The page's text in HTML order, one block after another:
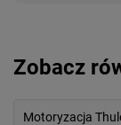
Zobacz
Motoryzacja